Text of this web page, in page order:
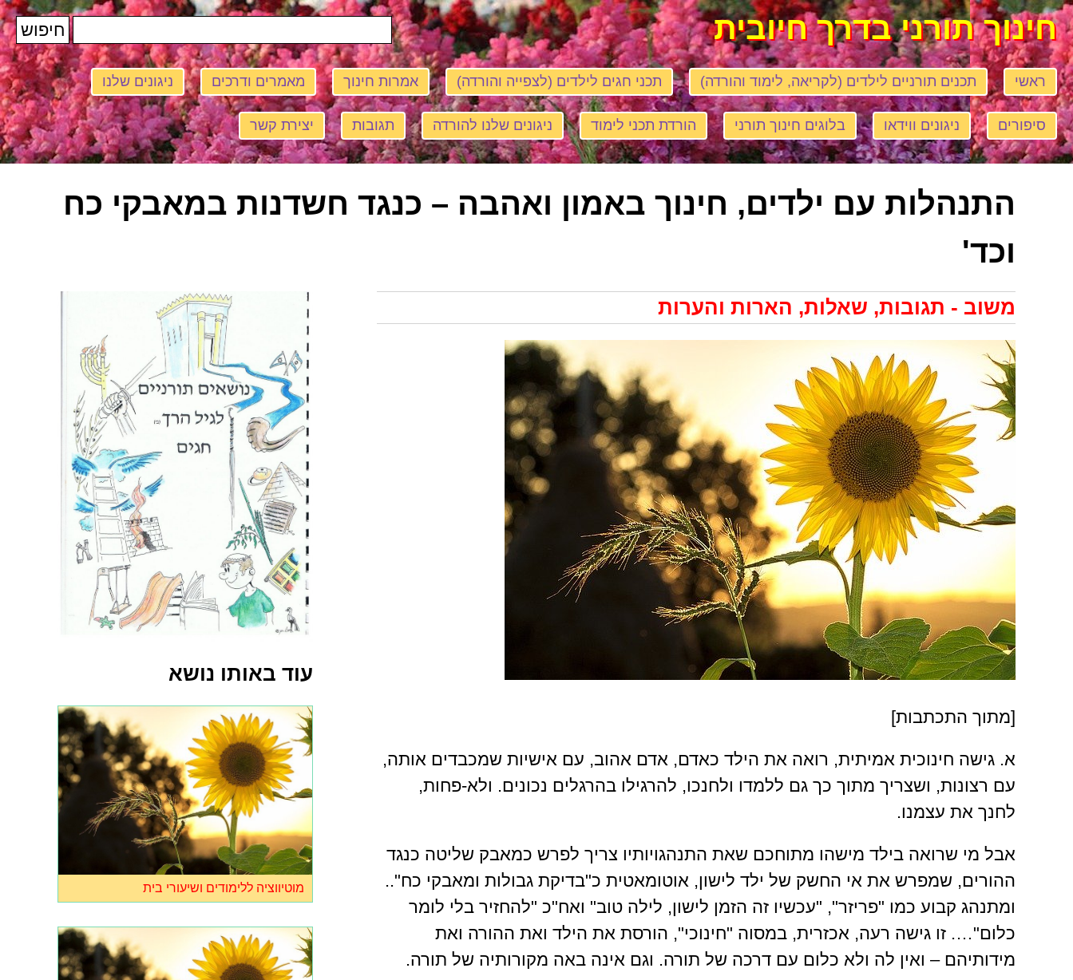
חינוך תורני בדרך חיובית
ראשי תכנים תורניים לילדים (לקריאה, לימוד והורדה) תכני חגים לילדים (לצפייה והורדה) אמרות חינוך מאמרים ודרכים ניגונים שלנו
סיפורים ניגונים ווידאו בלוגים חינוך תורני הורדת תכני לימוד ניגונים שלנו להורדה תגובות יצירת קשר
התנהלות עם ילדים, חינוך באמון ואהבה – כנגד חשדנות במאבקי כח
וכד'
משוב - תגובות, שאלות, הארות והערות
[מתוך התכתבות]
א. גישה חינוכית אמיתית, רואה את הילד כאדם, אדם אהוב, עם אישיות שמכבדים אותה,
עם רצונות, ושצריך מתוך כך גם ללמדו ולחנכו, להרגילו בהרגלים נכונים. ולא-פחות,
לחנך את עצמנו.
אבל מי שרואה בילד מישהו מתוחכם שאת התנהגויותיו צריך לפרש כמאבק שליטה כנגד
ההורים, שמפרש את אי החשק של ילד לישון, אוטומאטית כ"בדיקת גבולות ומאבקי כח"..
ומתנהג קבוע כמו "פריזר", "עכשיו זה הזמן לישון, לילה טוב" ואח"כ "להחזיר בלי לומר
כלום"…. זו גישה רעה, אכזרית, במסוה "חינוכי", הורסת את הילד ואת ההורה ואת
מידותיהם – ואין לה ולא כלום עם דרכה של תורה. וגם אינה באה מקורותיה של תורה.
עוד באותו נושא
מוטיווציה ללימודים ושיעורי בית